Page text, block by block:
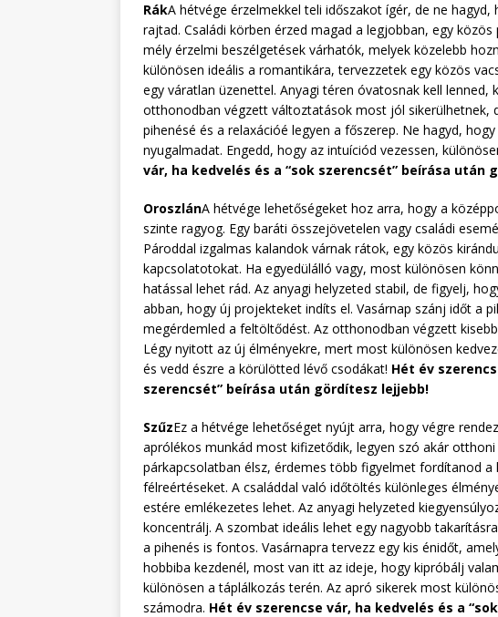
RákA hétvége érzelmekkel teli időszakot ígér, de ne
rajtad. Családi körben érzed magad a legjobban, egy
mély érzelmi beszélgetések várhatók, melyek közelebb
különösen ideális a romantikára, tervezzetek egy közös
egy váratlan üzenettel. Anyagi téren óvatosnak kell lenned,
otthonodban végzett változtatások most jól sikerülhetnek,
pihenésé és a relaxációé legyen a főszerep. Ne hagyd,
nyugalmadat. Engedd, hogy az intuíciód vezessen,
vár, ha kedvelés és a “sok szerencsét” beírása után
OroszlánA hétvége lehetőségeket hoz arra, hogy a
szinte ragyog. Egy baráti összejövetelen vagy családi
Pároddal izgalmas kalandok várnak rátok, egy közös
kapcsolatotokat. Ha egyedülálló vagy, most különösen
hatással lehet rád. Az anyagi helyzeted stabil, de figyelj,
abban, hogy új projekteket indíts el. Vasárnap szánj időt a
megérdemled a feltöltődést. Az otthonodban végzett
Légy nyitott az új élményekre, mert most különösen
és vedd észre a körülötted lévő csodákat! Hét év
szerencsét” beírása után gördítesz lejjebb!
SzűzEz a hétvége lehetőséget nyújt arra, hogy végre
aprólékos munkád most kifizetődik, legyen szó akár
párkapcsolatban élsz, érdemes több figyelmet fordítanod
félreértéseket. A családdal való időtöltés különleges
estére emlékezetes lehet. Az anyagi helyzeted
koncentrálj. A szombat ideális lehet egy nagyobb
a pihenés is fontos. Vasárnapra tervezz egy kis énidőt,
hobbiba kezdenél, most van itt az ideje, hogy kipróbálj
különösen a táplálkozás terén. Az apró sikerek most
számodra. Hét év szerencse vár, ha kedvelés és a